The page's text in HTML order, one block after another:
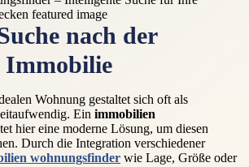
nach der
Immobilie
Wohnung gestaltet sich oft als
Ein immobilien
hier eine moderne Lösung, um diesen
Durch die Integration verschiedener
wohnungsfinder wie Lage, Größe oder